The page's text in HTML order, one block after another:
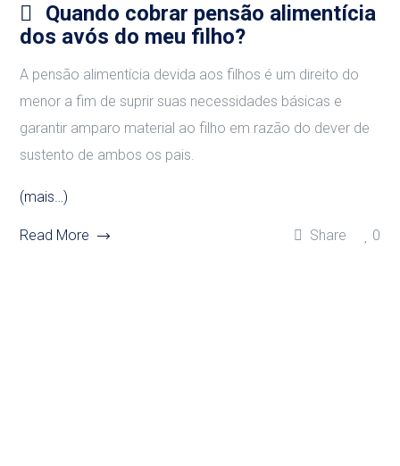
Quando cobrar pensão alimentícia
dos avós do meu filho?
A pensão alimentícia devida aos filhos é um direito do
menor a fim de suprir suas necessidades básicas e
garantir amparo material ao filho em razão do dever de
sustento de ambos os pais.
(mais…)
Read More Share 0